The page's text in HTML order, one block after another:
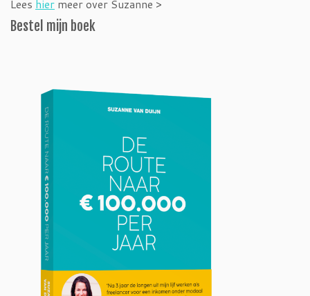
Lees hier meer over Suzanne >
Bestel mijn boek